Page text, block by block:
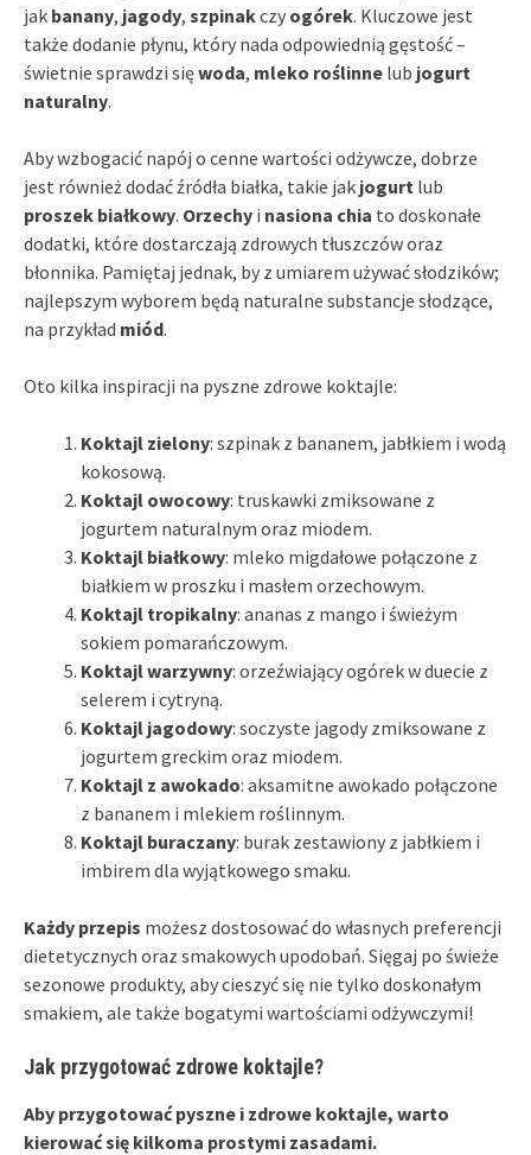
jak banany, jagody, szpinakczy ogórek. Kluczowe jest
także dodanie płynu, który nada odpowiednią gęstość –
świetnie sprawdzi sięwoda, mleko roślinne lub jogurt
naturalny.
Aby wzbogacić napój o cenne wartości odżywcze, dobrze
jest również dodać źródła białka, takie jak jogurt lub
proszek białkowy. Orzechy i nasiona chia to doskonałe
dodatki, które dostarczają zdrowych tłuszczów oraz
błonnika. Pamiętaj jednak, by z umiarem używać słodzików;
najlepszym wyborem będą naturalne substancje słodzące,
na przykład miód.
Oto kilka inspiracji na pyszne zdrowe koktajle:
Koktajl zielony: szpinak z bananem, jabłkiem i wodą
kokosową.
Koktajl owocowy: truskawki zmiksowane z
jogurtem naturalnym oraz miodem.
Koktajl białkowy: mleko migdałowe połączone z
białkiem w proszku i masłem orzechowym.
Koktajl tropikalny: ananas z mango i świeżym
sokiem pomarańczowym.
Koktajl warzywny: orzeźwiający ogórek w duecie z
selerem i cytryną.
Koktajl jagodowy: soczyste jagody zmiksowane z
jogurtem greckim oraz miodem.
Koktajl z awokado: aksamitne awokado połączone
z bananem i mlekiem roślinnym.
Koktajl buraczany: burak zestawiony z jabłkiem i
imbirem dla wyjątkowego smaku.
Każdy przepis możesz dostosować do własnych preferencji
dietetycznych oraz smakowych upodobań. Sięgaj po świeże
sezonowe produkty, aby cieszyć się nie tylko doskonałym
smakiem, ale także bogatymi wartościami odżywczymi!
Jak przygotować zdrowe koktajle?
Aby przygotować pyszne i zdrowe koktajle, warto
kierować się kilkoma prostymi zasadami.